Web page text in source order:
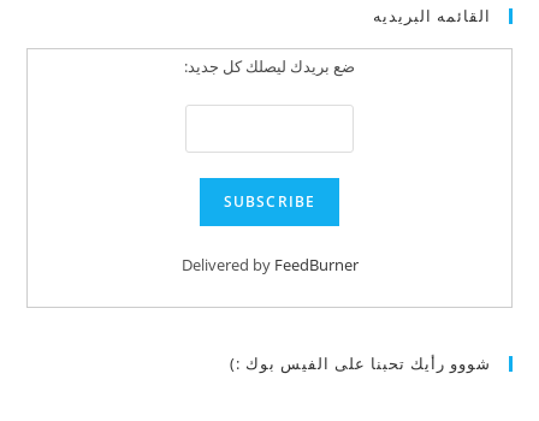
القائمه البريديه
ضع بريدك ليصلك كل جديد:
Delivered by FeedBurner
شووو رأيك تحبنا على الفيس بوك :)